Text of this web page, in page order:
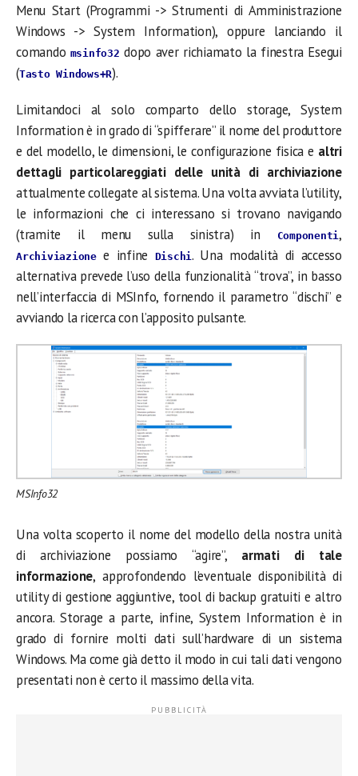
Menu Start (Programmi -> Strumenti di Amministrazione
Windows -> System Information), oppure lanciando il
comando msinfo32 dopo aver richiamato la finestra Esegui
(Tasto Windows+R).
Limitandoci al solo comparto dello storage, System
Information è in grado di “spifferare” il nome del produttore
e del modello, le dimensioni, le configurazione fisica e altri
dettagli particolareggiati delle unità di archiviazione
attualmente collegate al sistema. Una volta avviata l’utility,
le informazioni che ci interessano si trovano navigando
(tramite il menu sulla sinistra) in
Componenti,
Archiviazionee infine Dischi. Una modalità di accesso
alternativa prevede l’uso della funzionalità “trova”, in basso
nell’interfaccia di MSInfo, fornendo il parametro “dischi” e
avviando la ricerca con l’apposito pulsante.
MSInfo32
Una volta scoperto il nome del modello della nostra unità
di archiviazione possiamo “agire”, armati di tale
informazione, approfondendo l’eventuale disponibilità di
utility di gestione aggiuntive, tool di backup gratuiti e altro
ancora. Storage a parte, infine, System Information è in
grado di fornire molti dati sull’hardware di un sistema
Windows. Ma come già detto il modo in cui tali dati vengono
presentati non è certo il massimo della vita.